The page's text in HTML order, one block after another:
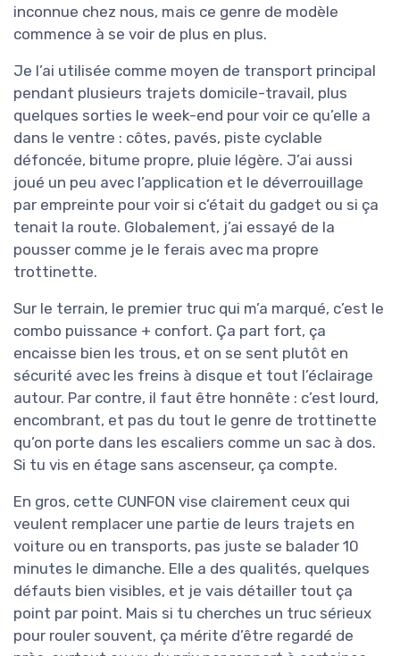
inconnue chez nous, mais ce genre de modèle
commence à se voir de plus en plus.
Je l’ai utilisée comme moyen de transport principal
pendant plusieurs trajets domicile-travail, plus
quelques sorties le week-end pour voir ce qu’elle a
dans le ventre : côtes, pavés, piste cyclable
défoncée, bitume propre, pluie légère. J’ai aussi
joué un peu avec l’application et le déverrouillage
par empreinte pour voir si c’était du gadget ou si ça
tenait la route. Globalement, j’ai essayé de la
pousser comme je le ferais avec ma propre
trottinette.
Sur le terrain, le premier truc qui m’a marqué, c’est le
combo puissance + confort. Ça part fort, ça
encaisse bien les trous, et on se sent plutôt en
sécurité avec les freins à disque et tout l’éclairage
autour. Par contre, il faut être honnête : c’est lourd,
encombrant, et pas du tout le genre de trottinette
qu’on porte dans les escaliers comme un sac à dos.
Si tu vis en étage sans ascenseur, ça compte.
En gros, cette CUNFON vise clairement ceux qui
veulent remplacer une partie de leurs trajets en
voiture ou en transports, pas juste se balader 10
minutes le dimanche. Elle a des qualités, quelques
défauts bien visibles, et je vais détailler tout ça
point par point. Mais si tu cherches un truc sérieux
pour rouler souvent, ça mérite d’être regardé de